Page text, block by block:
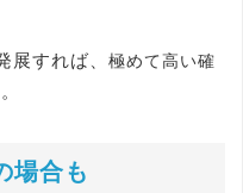
展すれば、 極めて高い確
場合も